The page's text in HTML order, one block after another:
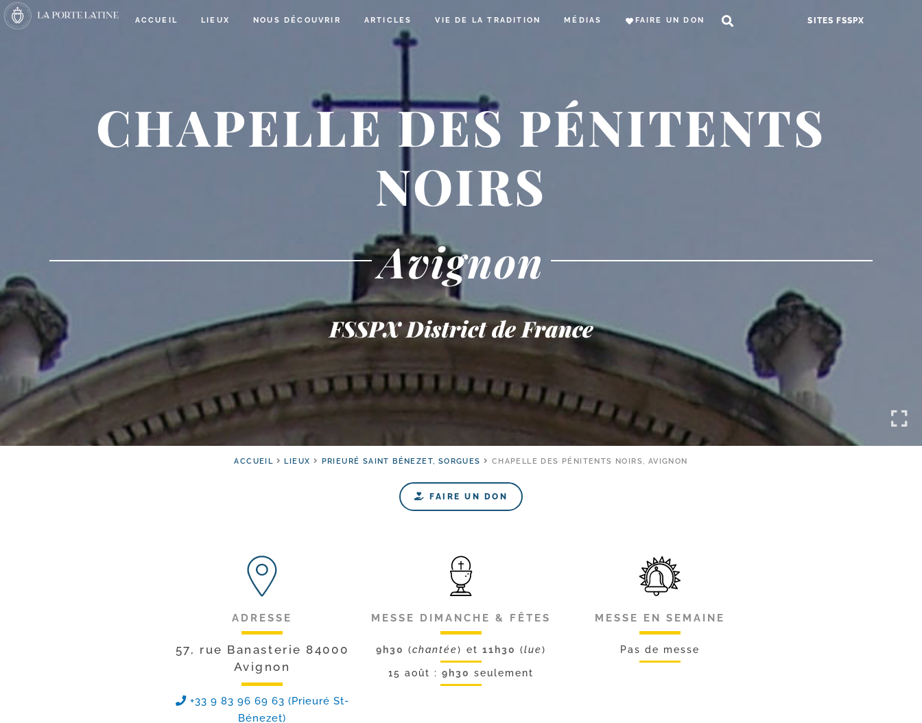
ACCUEIL LIEUX NOUS DÉCOUVRIR ARTICLES VIE DE LA TRADITION MÉDIAS FAIRE UN DON SITES FSSPX
CHAPELLE DES PÉNITENTS
NOIRS
Avignon
FSSPX District de France
ACCUEIL LIEUX PRIEURÉ SAINT BÉNEZET, SORGUES CHAPELLE DES PÉNITENTS NOIRS, AVIGNON
FAIRE UN DON
ADRESSE
57, rue Banasterie 84000
Avignon
+33 9 83 96 69 63 (Prieuré St-
Bénezet)
MESSE DIMANCHE & FÊTES
9h30 (chantée) et 11h30 (lue)
15 août : 9h30 seulement
MESSE EN SEMAINE
Pas de messe